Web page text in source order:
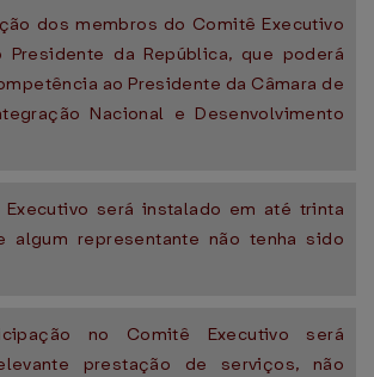
dos membros do Comitê Executivo
da República, que poderá
ao Presidente da Câmara de
Nacional e Desenvolvimento
será instalado em até trinta
algum representante não tenha sido
no Comitê Executivo será
prestação de serviços, não